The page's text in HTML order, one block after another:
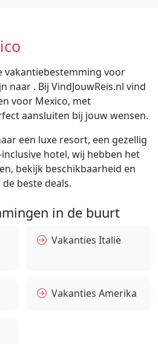
vakantiebestemming voor
naar . Bij VindJouwReis.nl vind
voor Mexico, met
aansluiten bij jouw wensen.
een luxe resort, een gezellig
hotel, wij hebben het
bekijk beschikbaarheid en
beste deals.
in de buurt
Vakanties Italië
Vakanties Amerika